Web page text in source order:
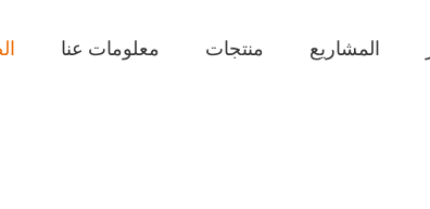
معلومات عنا منتجات المشاريع